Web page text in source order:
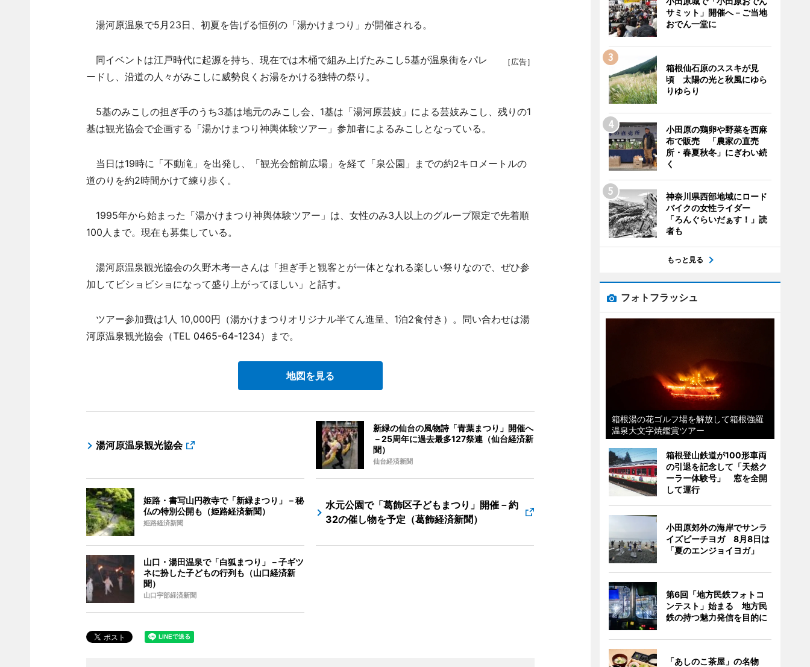
湯河原温泉で5月23日、初夏を告げる恒例の「湯かけまつり」が開催される。
［広告］
同イベントは江戸時代に起源を持ち、現在では木桶で組み上げたみこし5基が温泉街をパレ
ードし、沿道の人々がみこしに威勢良くお湯をかける独特の祭り。
5基のみこしの担ぎ手のうち3基は地元のみこし会、1基は「湯河原芸妓」による芸妓みこし、残りの1
基は観光協会で企画する「湯かけまつり神輿体験ツアー」参加者によるみこしとなっている。
当日は19時に「不動滝」を出発し、「観光会館前広場」を経て「泉公園」までの約2キロメートルの
道のりを約2時間かけて練り歩く。
1995年から始まった「湯かけまつり神輿体験ツアー」は、女性のみ3人以上のグループ限定で先着順
100人まで。現在も募集している。
湯河原温泉観光協会の久野木考一さんは「担ぎ手と観客とが一体となれる楽しい祭りなので、ぜひ参
加してビショビショになって盛り上がってほしい」と話す。
ツアー参加費は1人 10,000円（湯かけまつりオリジナル半てん進呈、1泊2食付き）。問い合わせは湯
河原温泉観光協会（TEL 0465-64-1234）まで。
地図を見る
湯河原温泉観光協会
新緑の仙台の風物詩「青葉まつり」開催へ
－25周年に過去最多127祭連（仙台経済新
聞）
仙台経済新聞
姫路・書写山円教寺で「新緑まつり」－秘
仏の特別公開も（姫路経済新聞）
姫路経済新聞
水元公園で「葛飾区子どもまつり」開催－約
32の催し物を予定（葛飾経済新聞）
山口・湯田温泉で「白狐まつり」－子ギツ
ネに扮した子どもの行列も（山口経済新
聞）
山口宇部経済新聞
サミット」開催へ－ご当地
おでん一堂に
箱根仙石原のススキが見
頃 太陽の光と秋風にゆら
りゆらり
小田原の鶏卵や野菜を西麻
布で販売 「農家の直売
所・春夏秋冬」にぎわい続
く
神奈川県西部地域にロード
バイクの女性ライダー
「ろんぐらいだぁす！」読
者も
もっと見る
フォトフラッシュ
箱根湯の花ゴルフ場を解放して箱根強羅
温泉大文字焼鑑賞ツアー
箱根登山鉄道が100形車両
の引退を記念して「天然ク
ーラー体験号」 窓を全開
して運行
小田原郊外の海岸でサンラ
イズビーチヨガ 8月8日は
「夏のエンジョイヨガ」
第6回「地方民鉄フォトコ
ンテスト」始まる 地方民
鉄の持つ魅力発信を目的に
「あしのこ茶屋」の名物